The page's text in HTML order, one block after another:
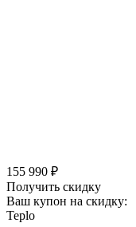
155 990 ₽
Получить скидку
Ваш купон на скидку:
Teplo